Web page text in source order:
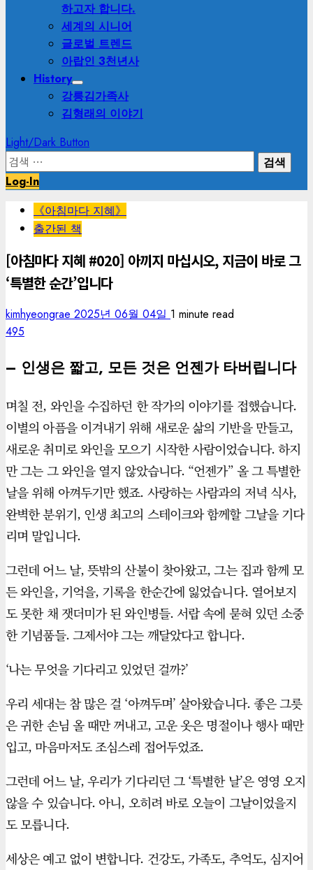
하고자 합니다.
세계의 시니어
글로벌 트렌드
아랍인 3천년사
History
강릉김가족사
김형래의 이야기
Light/Dark Button
검
색:
Log-In
《아침마다 지혜》
출간된 책
[아침마다 지혜 #020] 아끼지 마십시오, 지금이 바로 그
‘특별한 순간’입니다
kimhyeongrae 2025년 06월 04일 1 minute read
495
– 인생은 짧고, 모든 것은 언젠가 타버립니다
며칠 전, 와인을 수집하던 한 작가의 이야기를 접했습니다.
이별의 아픔을 이겨내기 위해 새로운 삶의 기반을 만들고,
새로운 취미로 와인을 모으기 시작한 사람이었습니다. 하지
만 그는 그 와인을 열지 않았습니다. “언젠가” 올 그 특별한
날을 위해 아껴두기만 했죠. 사랑하는 사람과의 저녁 식사,
완벽한 분위기, 인생 최고의 스테이크와 함께할 그날을 기다
리며 말입니다.
그런데 어느 날, 뜻밖의 산불이 찾아왔고, 그는 집과 함께 모
든 와인을, 기억을, 기록을 한순간에 잃었습니다. 열어보지
도 못한 채 잿더미가 된 와인병들. 서랍 속에 묻혀 있던 소중
한 기념품들. 그제서야 그는 깨달았다고 합니다.
‘나는 무엇을 기다리고 있었던 걸까?’
우리 세대는 참 많은 걸 ‘아껴두며’ 살아왔습니다. 좋은 그릇
은 귀한 손님 올 때만 꺼내고, 고운 옷은 명절이나 행사 때만
입고, 마음마저도 조심스레 접어두었죠.
그런데 어느 날, 우리가 기다리던 그 ‘특별한 날’은 영영 오지
않을 수 있습니다. 아니, 오히려 바로 오늘이 그날이었을지
도 모릅니다.
세상은 예고 없이 변합니다. 건강도, 가족도, 추억도, 심지어